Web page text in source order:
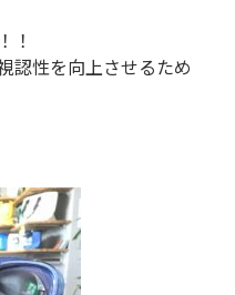
！
認性を向上させるため